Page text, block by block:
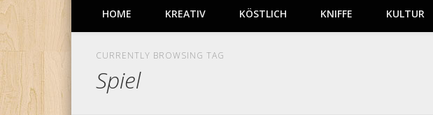
HOME KREATIV KÖSTLICH KNIFFE KULTUR
CURRENTLY BROWSING TAG
Spiel